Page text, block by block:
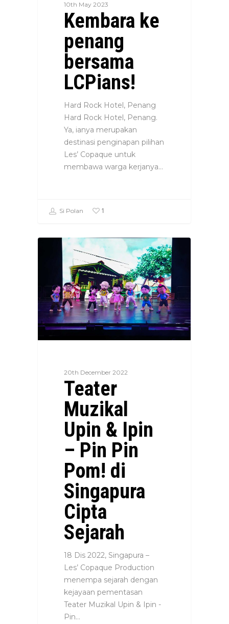
10th May 2023
Kembara ke
penang
bersama
LCPians!
Hard Rock Hotel, Penang
Hard Rock Hotel, Penang.
Ya, ianya merupakan
destinasi penginapan pilihan
Les’ Copaque untuk
membawa warga kerjanya…
Si Polan 1
20th December 2022
Teater
Muzikal
Upin & Ipin
– Pin Pin
Pom! di
Singapura
Cipta
Sejarah
18 Dis 2022, Singapura –
Les’ Copaque Production
menempa sejarah dengan
kejayaan pementasan
Teater Muzikal Upin & Ipin -
Pin…